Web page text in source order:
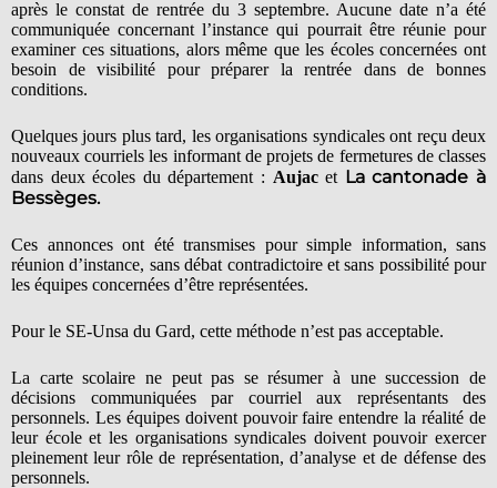
après le constat de rentrée du 3 septembre. Aucune date n’a été
communiquée concernant l’instance qui pourrait être réunie pour
examiner ces situations, alors même que les écoles concernées ont
besoin de visibilité pour préparer la rentrée dans de bonnes
conditions.
Quelques jours plus tard, les organisations syndicales ont reçu deux
nouveaux courriels les informant de projets de fermetures de classes
dans deux écoles du département : Aujacet La cantonade à
Bessèges.
Ces annonces ont été transmises pour simple information, sans
réunion d’instance, sans débat contradictoire et sans possibilité pour
les équipes concernées d’être représentées.
Pour le SE-Unsa du Gard, cette méthode n’est pas acceptable.
La carte scolaire ne peut pas se résumer à une succession de
décisions communiquées par courriel aux représentants des
personnels. Les équipes doivent pouvoir faire entendre la réalité de
leur école et les organisations syndicales doivent pouvoir exercer
pleinement leur rôle de représentation, d’analyse et de défense des
personnels.